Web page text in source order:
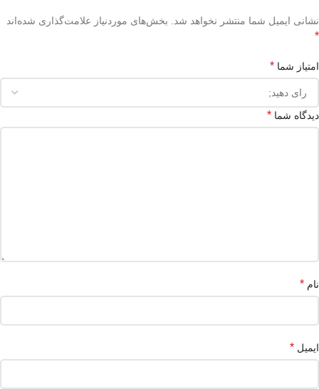
نشانی ایمیل شما منتشر نخواهد شد. بخش‌های موردنیاز علامت‌گذاری شده‌اند
*
امتیاز شما *
دیدگاه شما *
نام *
ایمیل *